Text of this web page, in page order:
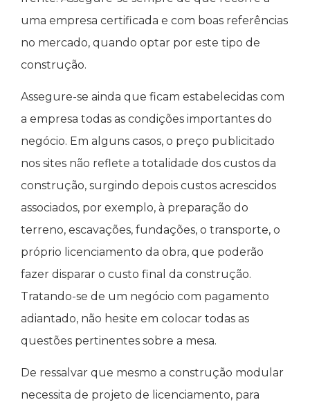
uma empresa certificada e com boas referências
no mercado, quando optar por este tipo de
construção.
Assegure-se ainda que ficam estabelecidas com
a empresa todas as condições importantes do
negócio. Em alguns casos, o preço publicitado
nos sites não reflete a totalidade dos custos da
construção, surgindo depois custos acrescidos
associados, por exemplo, à preparação do
terreno, escavações, fundações, o transporte, o
próprio licenciamento da obra, que poderão
fazer disparar o custo final da construção.
Tratando-se de um negócio com pagamento
adiantado, não hesite em colocar todas as
questões pertinentes sobre a mesa.
De ressalvar que mesmo a construção modular
necessita de projeto de licenciamento, para